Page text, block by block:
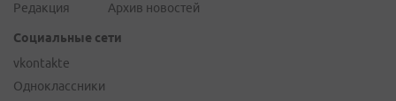
Редакция
Архив новостей
Социальные сети
vkontakte
Одноклассники